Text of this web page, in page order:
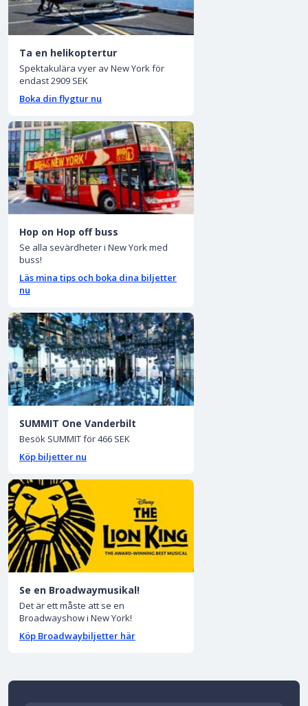
Ta en helikoptertur
Spektakulära vyer av New York för
endast 2909 SEK
Boka din flygtur nu
Hop on Hop off buss
Se alla sevärdheter i New York med
buss!
Läs mina tips och boka dina biljetter
nu
SUMMIT One Vanderbilt
Besök SUMMIT för 466 SEK
Köp biljetter nu
Se en Broadwaymusikal!
Det är ett måste att se en
Broadwayshow i New York!
Köp Broadwaybiljetter här